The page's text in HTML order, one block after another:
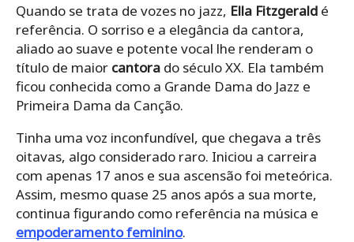
Quando se trata de vozes no jazz, Ella Fitzgerald é
referência. O sorriso e a elegância da cantora,
aliado ao suave e potente vocal lhe renderam o
título de maior cantora do século XX. Ela também
ficou conhecida como a Grande Dama do Jazz e
Primeira Dama da Canção.
Tinha uma voz inconfundível, que chegava a três
oitavas, algo considerado raro. Iniciou a carreira
com apenas 17 anos e sua ascensão foi meteórica.
Assim, mesmo quase 25 anos após a sua morte,
continua figurando como referência na música e
empoderamento feminino.